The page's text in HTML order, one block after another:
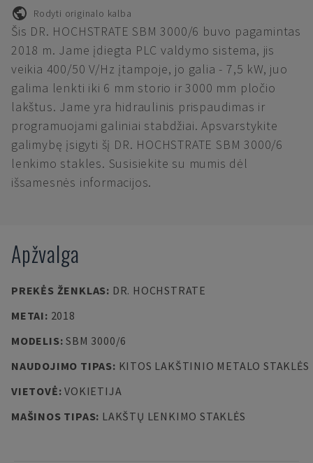
Rodyti originalo kalba
Šis DR. HOCHSTRATE SBM 3000/6 buvo pagamintas
2018 m. Jame įdiegta PLC valdymo sistema, jis
veikia 400/50 V/Hz įtampoje, jo galia - 7,5 kW, juo
galima lenkti iki 6 mm storio ir 3000 mm pločio
lakštus. Jame yra hidraulinis prispaudimas ir
programuojami galiniai stabdžiai. Apsvarstykite
galimybę įsigyti šį DR. HOCHSTRATE SBM 3000/6
lenkimo stakles. Susisiekite su mumis dėl
išsamesnės informacijos.
Apžvalga
PREKĖS ŽENKLAS: DR. HOCHSTRATE
METAI: 2018
MODELIS:SBM 3000/6
NAUDOJIMO TIPAS: KITOS LAKŠTINIO METALO STAKLĖS
VIETOVĖ:VOKIETIJA
MAŠINOS TIPAS: LAKŠTŲ LENKIMO STAKLĖS